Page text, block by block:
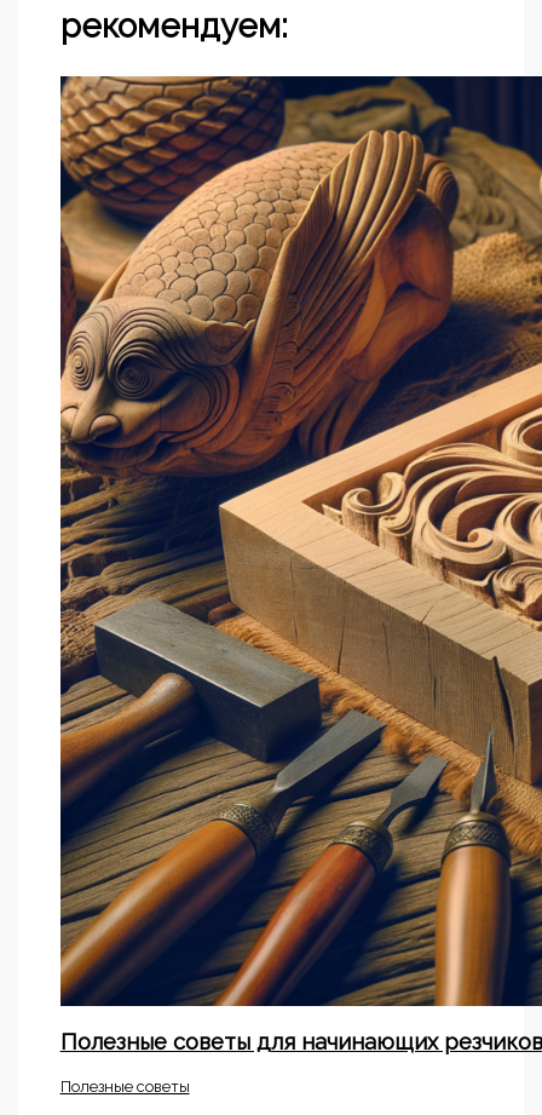
рекомендуем:
Полезные советы для начинающих резчиков
Полезные советы